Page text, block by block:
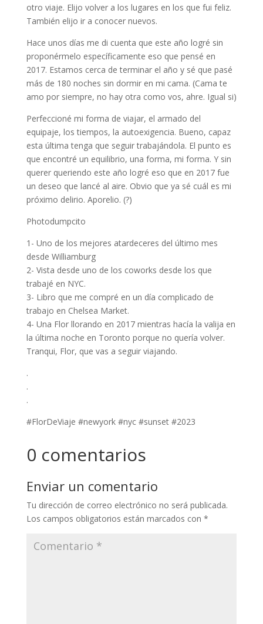
otro viaje. Elijo volver a los lugares en los que fui feliz.
También elijo ir a conocer nuevos.
Hace unos días me di cuenta que este año logré sin
proponérmelo específicamente eso que pensé en
2017. Estamos cerca de terminar el año y sé que pasé
más de 180 noches sin dormir en mi cama. (Cama te
amo por siempre, no hay otra como vos, ahre. Igual si)
Perfeccioné mi forma de viajar, el armado del
equipaje, los tiempos, la autoexigencia. Bueno, capaz
esta última tenga que seguir trabajándola. El punto es
que encontré un equilibrio, una forma, mi forma. Y sin
querer queriendo este año logré eso que en 2017 fue
un deseo que lancé al aire. Obvio que ya sé cuál es mi
próximo delirio. Aporelio. (?)
Photodumpcito
1- Uno de los mejores atardeceres del último mes
desde Williamburg
2- Vista desde uno de los coworks desde los que
trabajé en NYC.
3- Libro que me compré en un día complicado de
trabajo en Chelsea Market.
4- Una Flor llorando en 2017 mientras hacía la valija en
la última noche en Toronto porque no quería volver.
Tranqui, Flor, que vas a seguir viajando.
.
.
.
#FlorDeViaje #newyork #nyc #sunset #2023
0 comentarios
Enviar un comentario
Tu dirección de correo electrónico no será publicada.
Los campos obligatorios están marcados con *